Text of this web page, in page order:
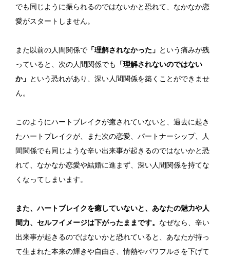
でも同じように振られるのではないかと恐れて、なかなか恋
愛がスタートしません。
また以前の人間関係で 「理解されなかった」 という痛みが残
っていると、次の人間関係でも
「理解されないのではない
か」 という恐れがあり、深い人間関係を築くことができませ
ん。
このようにハートブレイクが癒されていないと、過去に起き
たハートブレイクが、また次の恋愛、パートナーシップ、人
間関係でも同じような辛い出来事が起きるのではないかと恐
れて、なかなか恋愛や結婚に進まず、深い人間関係を持てな
くなってしまいます。
また、ハートブレイクを癒していないと、あなたの魅力や人
間力、セルフイメージは下がったままです。 なぜなら、辛い
出来事が起きるのではないかと恐れていると、あなたが持っ
て生まれた本来の輝きや自由さ、情熱やパワフルさを下げて